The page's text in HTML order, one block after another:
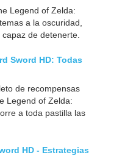
Legend of Zelda:
a la oscuridad,
de detenerte.
Sword HD: Todas
de recompensas
Legend of Zelda:
a toda pastilla las
HD - Estrategias